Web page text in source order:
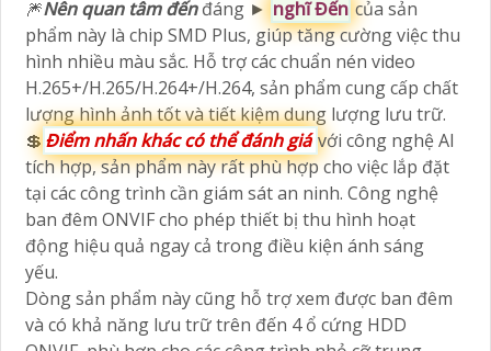
🎆Nên quan tâm đếnđáng ► nghĩ Đến của sản
phẩm này là chip SMD Plus, giúp tăng cường việc thu
hình nhiều màu sắc. Hỗ trợ các chuẩn nén video
H.265+/H.265/H.264+/H.264, sản phẩm cung cấp chất
lượng hình ảnh tốt và tiết kiệm dung lượng lưu trữ.
💲 Điểm nhấn khác có thể đánh giávới công nghệ AI
tích hợp, sản phẩm này rất phù hợp cho việc lắp đặt
tại các công trình cần giám sát an ninh. Công nghệ
ban đêm ONVIF cho phép thiết bị thu hình hoạt
động hiệu quả ngay cả trong điều kiện ánh sáng
yếu.
Dòng sản phẩm này cũng hỗ trợ xem được ban đêm
và có khả năng lưu trữ trên đến 4 ổ cứng HDD